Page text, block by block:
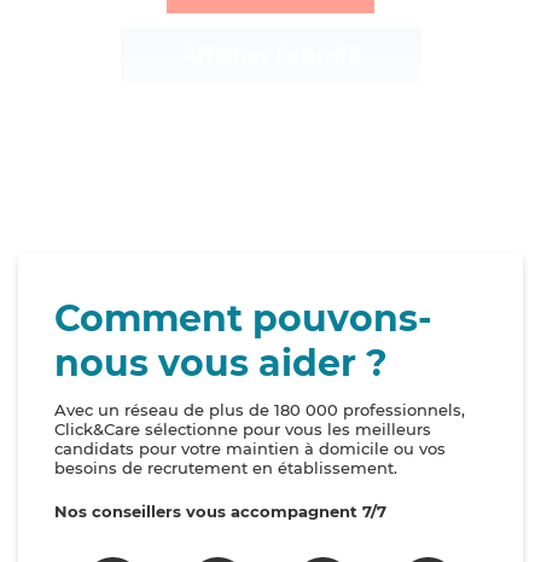
Comment pouvons-
nous vous aider ?
Avec un réseau de plus de 180 000 professionnels,
Click&Care sélectionne pour vous les meilleurs
candidats pour votre maintien à domicile ou vos
besoins de recrutement en établissement.
Nos conseillers vous accompagnent 7/7